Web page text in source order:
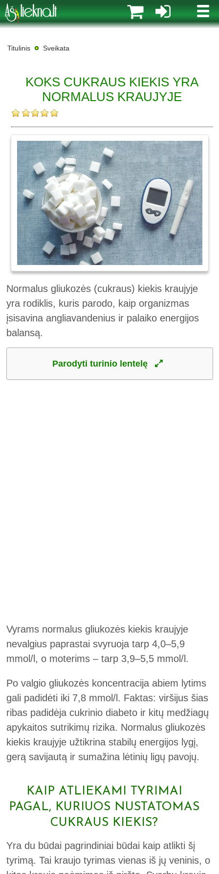
MENIU
Titulinis Sveikata
KOKS CUKRAUS KIEKIS YRA
NORMALUS KRAUJYJE
Normalus gliukozės (cukraus) kiekis kraujyje
yra rodiklis, kuris parodo, kaip organizmas
įsisavina angliavandenius ir palaiko energijos
balansą.
Parodyti turinio lentelę
Vyrams normalus gliukozės kiekis kraujyje
nevalgius paprastai svyruoja tarp 4,0–5,9
mmol/l, o moterims – tarp 3,9–5,5 mmol/l.
Po valgio gliukozės koncentracija abiem lytims
gali padidėti iki 7,8 mmol/l. Faktas: viršijus šias
ribas padidėja cukrinio diabeto ir kitų medžiagų
apykaitos sutrikimų rizika. Normalus gliukozės
kiekis kraujyje užtikrina stabilų energijos lygį,
gerą savijautą ir sumažina lėtinių ligų pavojų.
KAIP ATLIEKAMI TYRIMAI
PAGAL, KURIUOS NUSTATOMAS
CUKRAUS KIEKIS?
Yra du būdai pagrindiniai būdai kaip atlikti šį
tyrimą. Tai kraujo tyrimas vienas iš jų veninis, o